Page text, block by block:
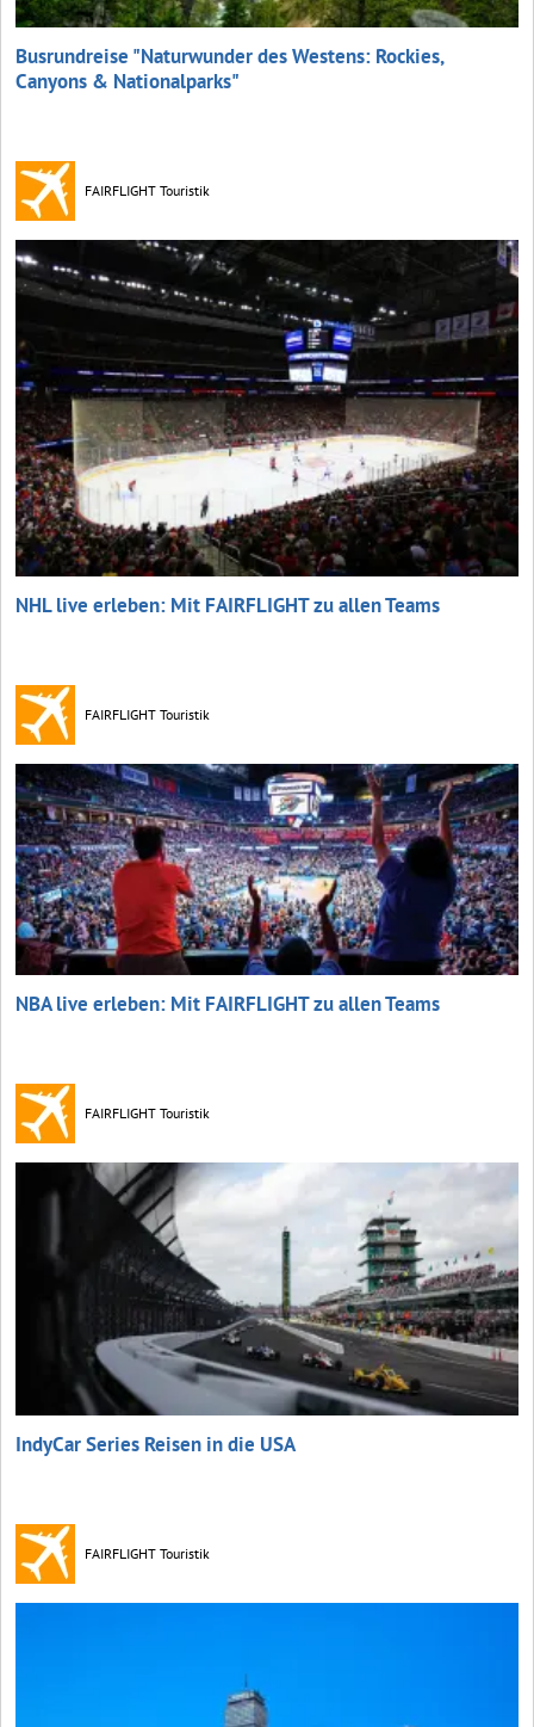
Busrundreise "Naturwunder des Westens: Rockies,
Canyons & Nationalparks"
FAIRFLIGHT Touristik
NHL live erleben: Mit FAIRFLIGHT zu allen Teams
FAIRFLIGHT Touristik
NBA live erleben: Mit FAIRFLIGHT zu allen Teams
FAIRFLIGHT Touristik
IndyCar Series Reisen in die USA
FAIRFLIGHT Touristik